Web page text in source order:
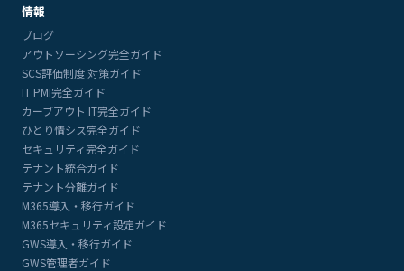
情報
ブログ
アウトソーシング完全ガイド
SCS評価制度 対策ガイド
IT PMI完全ガイド
カーブアウト IT完全ガイド
ひとり情シス完全ガイド
セキュリティ完全ガイド
テナント統合ガイド
テナント分離ガイド
M365導入・移行ガイド
M365セキュリティ設定ガイド
GWS導入・移行ガイド
GWS管理者ガイド